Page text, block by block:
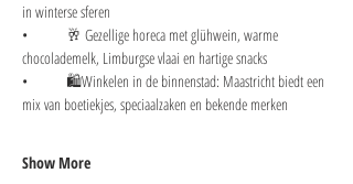
in winterse sferen
• 	🥂 Gezellige horeca met glühwein, warme
chocolademelk, Limburgse vlaai en hartige snacks
• 	🛍️Winkelen in de binnenstad: Maastricht biedt een
mix van boetiekjes, speciaalzaken en bekende merken
Show More